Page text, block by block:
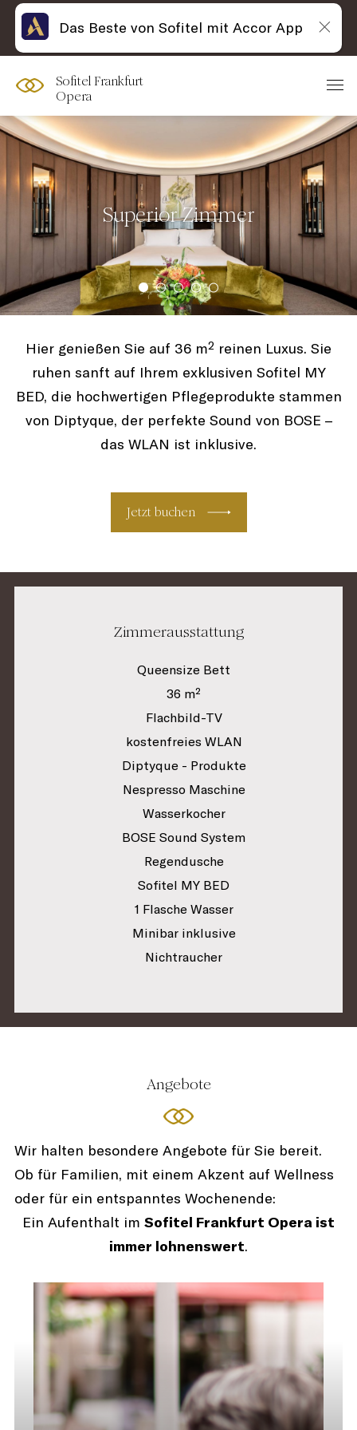
Sofitel Frankfurt
Opera
Superior Zimmer
Hier genießen Sie auf 36 m² reinen Luxus. Sie
ruhen sanft auf Ihrem exklusiven Sofitel MY
BED, die hochwertigen Pflegeprodukte stammen
von Diptyque, der perfekte Sound von BOSE –
das WLAN ist inklusive.
Jetzt buchen
Zimmerausstattung
Queensize Bett
36 m²
Flachbild-TV
kostenfreies WLAN
Diptyque - Produkte
Nespresso Maschine
Wasserkocher
BOSE Sound System
Regendusche
Sofitel MY BED
1 Flasche Wasser
Minibar inklusive
Nichtraucher
Angebote
Wir halten besondere Angebote für Sie bereit.
Ob für Familien, mit einem Akzent auf Wellness
oder für ein entspanntes Wochenende:
Ein Aufenthalt im Sofitel Frankfurt Opera ist
immer lohnenswert.
Das Beste von Sofitel mit Accor App